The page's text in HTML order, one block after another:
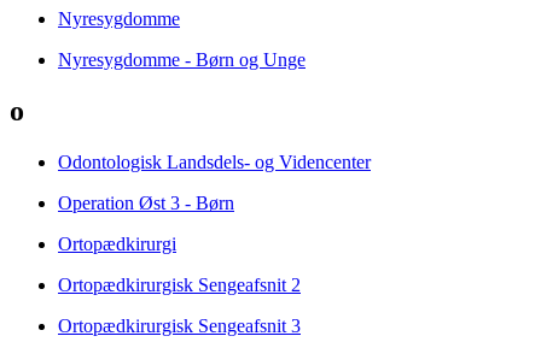
Nyresygdomme
Nyresygdomme - Børn og Unge
o
Odontologisk Landsdels- og Videncenter
Operation Øst 3 - Børn
Ortopædkirurgi
Ortopædkirurgisk Sengeafsnit 2
Ortopædkirurgisk Sengeafsnit 3